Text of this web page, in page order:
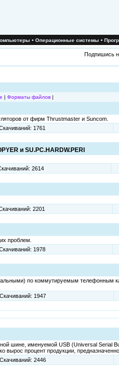
•Операционные системы•
Подпишись
| Форматы файлов |
от фирм Thrustmaster и Suncom.
1761
и SU.PC.HARDW.PERI
2614
2201
проблем.
1978
по коммутируемым телефонным
Скачиваний: 1947
шине, именуемой USB (Universal
вырос процент продукции,
Скачиваний: 2446